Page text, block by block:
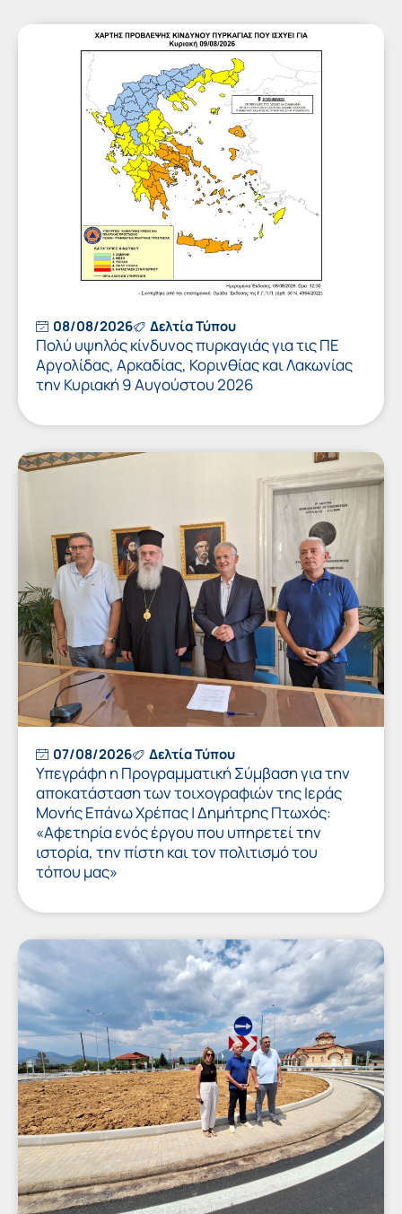
08/08/2026 Δελτία Τύπου
Πολύ υψηλός κίνδυνος πυρκαγιάς για τις ΠΕ
Αργολίδας, Αρκαδίας, Κορινθίας και Λακωνίας
την Κυριακή 9 Αυγούστου 2026
07/08/2026 Δελτία Τύπου
Υπεγράφη η Προγραμματική Σύμβαση για την
αποκατάσταση των τοιχογραφιών της Ιεράς
Μονής Επάνω Χρέπας | Δημήτρης Πτωχός:
«Αφετηρία ενός έργου που υπηρετεί την
ιστορία, την πίστη και τον πολιτισμό του
τόπου μας»